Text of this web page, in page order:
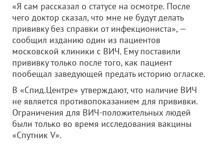
«Я сам рассказал о статусе на осмотре. После
чего доктор сказал, что мне не будут делать
прививку без справки от инфекциониста», —
сообщил изданию один из пациентов
московской клиники с ВИЧ. Ему поставили
прививку только после того, как пациент
пообещал заведующей предать историю огласке.
В «Спид.Центре» утверждают, что наличие ВИЧ
не является противопоказанием для прививки.
Ограничения для ВИЧ-положительных людей
были только во время исследования вакцины
«Спутник V».